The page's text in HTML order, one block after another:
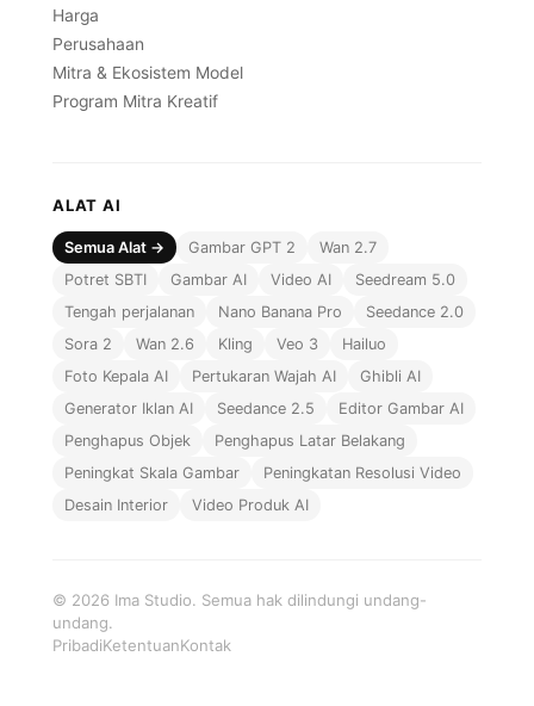
Harga
Perusahaan
Mitra & Ekosistem Model
Program Mitra Kreatif
ALAT AI
Semua Alat → Gambar GPT 2
Wan 2.7
Potret SBTI
Gambar AI Video AI
Seedream 5.0
Tengah perjalanan
Nano Banana Pro
Seedance 2.0
Sora 2
Wan 2.6 Kling Veo 3
Hailuo
Foto Kepala AI
Pertukaran Wajah AI
Ghibli AI
Generator Iklan AI
Seedance 2.5
Editor Gambar AI
Penghapus Objek
Penghapus Latar Belakang
Peningkat Skala Gambar
Peningkatan Resolusi Video
Desain Interior
Video Produk AI
© 2026 Ima Studio. Semua hak dilindungi undang-
undang.
PribadiKetentuanKontak